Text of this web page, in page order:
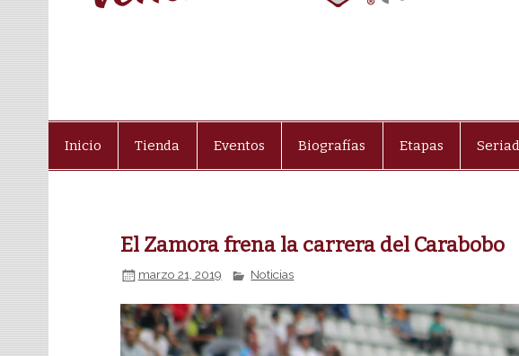
Inicio Tienda Eventos Biografías Etapas
El Zamora frena la carrera del Carabobo
marzo 21, 2019 Noticias